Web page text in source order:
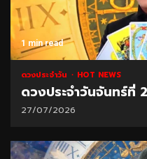
1 min read
ดวงประจำวัน HOT NEWS
ดวงประจำวันจันทร์ที่
27/07/2026